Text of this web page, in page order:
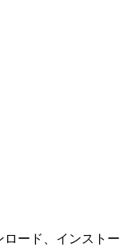
ード、インスト